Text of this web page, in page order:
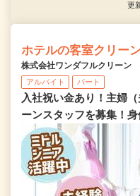
更
ホテルの客室クリー
株式会社ワンダフルクリーン
アルバイト パート
入社祝い金あり！主婦
ーンスタッフを募集！